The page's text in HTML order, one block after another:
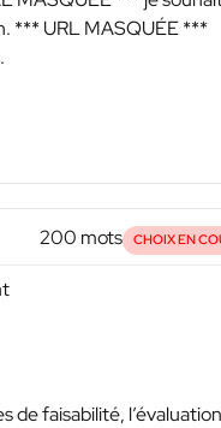
*** URL MASQUÉE ***
200 mots CHOIX EN
de faisabilité,